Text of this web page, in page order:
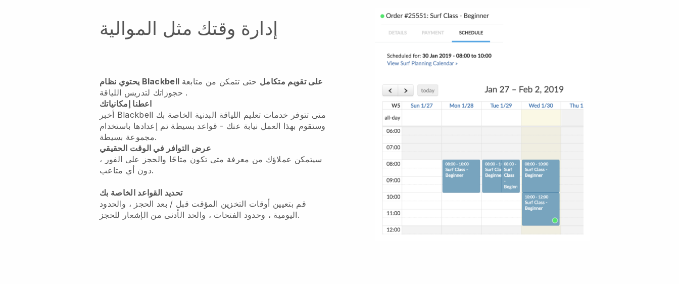
إدارة وقتك مثل الموالية
يحتوي نظام Blackbell على تقويم متكامل حتى تتمكن من متابعة
حجوزاتك لتدريس اللياقة .
اعطنا إمكانياتك
أخبر Blackbell متى تتوفر خدمات تعليم اللياقة البدنية الخاصة بك
وستقوم بهذا العمل نيابة عنك - قواعد بسيطة تم إعدادها باستخدام
مجموعة بسيطة.
عرض التوافر في الوقت الحقيقي
سيتمكن عملاؤك من معرفة متى تكون متاحًا والحجز على الفور ،
دون أي متاعب.
تحديد القواعد الخاصة بك
قم بتعيين أوقات التخزين المؤقت قبل / بعد الحجز ، والحدود
اليومية ، وحدود الفتحات ، والحد الأدنى من الإشعار للحجز.